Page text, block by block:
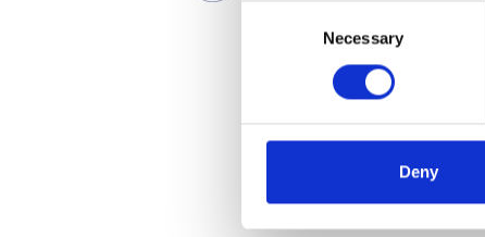
Necessary
Deny